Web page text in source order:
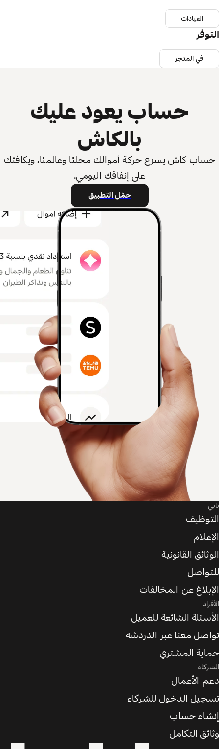
العيادات
التوفر
في المتجر
حساب يعود عليك
بالكاش
حساب كاش يسرّع حركة أموالك محليًا وعالميًا، ويكافئك
على إنفاقك اليومي.
حمّل التطبيق
تابي
التوظيف
الإعلام
الوثائق القانونية
للتواصل
الإبلاغ عن المخالفات
الأفراد
الأسئلة الشائعة للعميل
تواصل معنا عبر الدردشة
حماية المشتري
الشركاء
دعم الأعمال
تسجيل الدخول للشركاء
إنشاء حساب
وثائق التكامل